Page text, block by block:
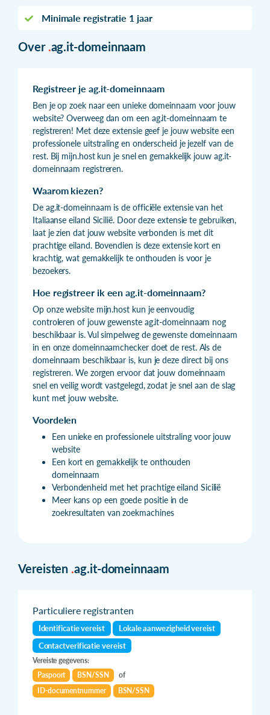
Minimale registratie 1 jaar
Over .ag.it-domeinnaam
Registreer je ag.it-domeinnaam
Ben je op zoek naar een unieke domeinnaam voor jouw
website? Overweeg dan om een ag.it-domeinnaam te
registreren! Met deze extensie geef je jouw website een
professionele uitstraling en onderscheid je jezelf van de
rest. Bij mijn.host kun je snel en gemakkelijk jouw ag.it-
domeinnaam registreren.
Waarom kiezen?
De ag.it-domeinnaam is de officiële extensie van het
Italiaanse eiland Sicilië. Door deze extensie te gebruiken,
laat je zien dat jouw website verbonden is met dit
prachtige eiland. Bovendien is deze extensie kort en
krachtig, wat gemakkelijk te onthouden is voor je
bezoekers.
Hoe registreer ik een ag.it-domeinnaam?
Op onze website mijn.host kun je eenvoudig
controleren of jouw gewenste ag.it-domeinnaam nog
beschikbaar is. Vul simpelweg de gewenste domeinnaam
in en onze domeinnaamchecker doet de rest. Als de
domeinnaam beschikbaar is, kun je deze direct bij ons
registreren. We zorgen ervoor dat jouw domeinnaam
snel en veilig wordt vastgelegd, zodat je snel aan de slag
kunt met jouw website.
Voordelen
Een unieke en professionele uitstraling voor jouw
website
Een kort en gemakkelijk te onthouden
domeinnaam
Verbondenheid met het prachtige eiland Sicilië
Meer kans op een goede positie in de
zoekresultaten van zoekmachines
Vereisten .ag.it-domeinnaam
Particuliere registranten
Identificatie vereist
Lokale aanwezigheid vereist
Contactverificatie vereist
Vereiste gegevens:
Paspoort
BSN/SSN
of
ID-documentnummer
BSN/SSN